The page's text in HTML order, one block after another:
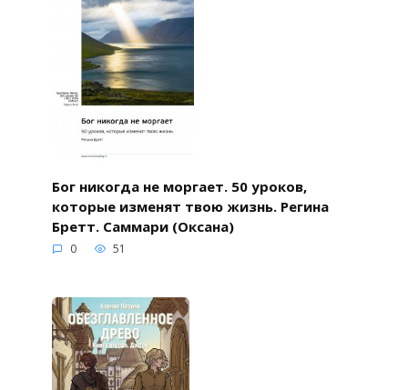
Бог никогда не моргает. 50 уроков,
которые изменят твою жизнь. Регина
Бретт. Саммари (Оксана)
0 51